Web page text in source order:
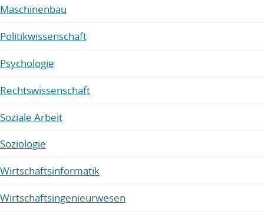
Maschinenbau
Politikwissenschaft
Psychologie
Rechtswissenschaft
Soziale Arbeit
Soziologie
Wirtschaftsinformatik
Wirtschaftsingenieurwesen